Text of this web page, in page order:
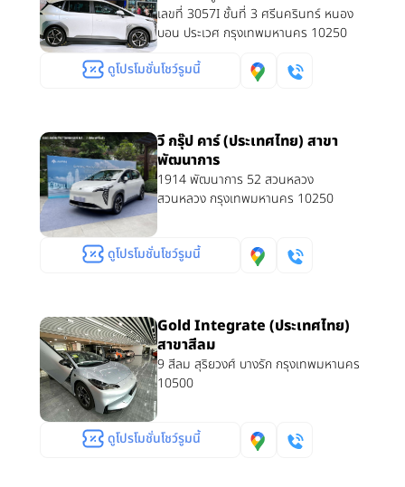
เลขที่ 3057I ชั้นที่ 3 ศรีนครินทร์ หนอง
บอน ประเวศ กรุงเทพมหานคร 10250
ดูโปรโมชั่นโชว์รูมนี้
วี กรุ๊ป คาร์ (ประเทศไทย) สาขา
พัฒนาการ
1914 พัฒนาการ 52 สวนหลวง
สวนหลวง กรุงเทพมหานคร 10250
ดูโปรโมชั่นโชว์รูมนี้
Gold Integrate (ประเทศไทย)
สาขาสีลม
9 สีลม สุริยวงศ์ บางรัก กรุงเทพมหานคร
10500
ดูโปรโมชั่นโชว์รูมนี้